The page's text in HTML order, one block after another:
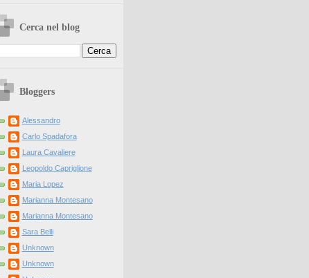
Cerca nel blog
Bloggers
Alessandro
Carlo Spadafora
Laura Cavaliere
Leopoldo Capriglione
Maria Lopez
Marianna Montesano
Marianna Montesano
Sara Belli
Unknown
Unknown